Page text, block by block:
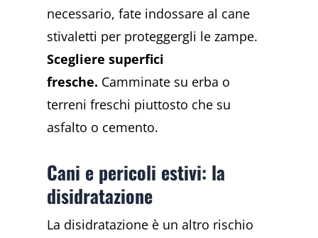
necessario, fate indossare al cane
stivaletti per proteggergli le zampe.
Scegliere superfici
fresche. Camminate su erba o
terreni freschi piuttosto che su
asfalto o cemento.
Cani e pericoli estivi: la
disidratazione
La disidratazione è un altro rischio